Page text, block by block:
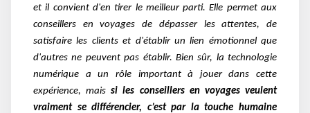
et il convient d'en tirer le meilleur parti. Elle permet aux
conseillers en voyages de dépasser les attentes, de
satisfaire les clients et d'établir un lien émotionnel que
d'autres ne peuvent pas établir. Bien sûr, la technologie
numérique a un rôle important à jouer dans cette
expérience, mais si les conseillers en voyages veulent
vraiment se différencier, c’est par la touche humaine